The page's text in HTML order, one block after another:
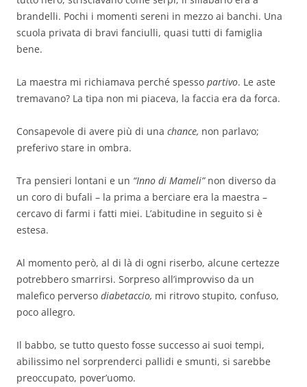
brandelli. Pochi i momenti sereni in mezzo ai banchi. Una
scuola privata di bravi fanciulli, quasi tutti di famiglia
bene.
La maestra mi richiamava perché spesso partivo. Le aste
tremavano? La tipa non mi piaceva, la faccia era da forca.
Consapevole di avere più di una chance, non parlavo;
preferivo stare in ombra.
Tra pensieri lontani e un “Inno di Mameli”non diverso da
un coro di bufali – la prima a berciare era la maestra –
cercavo di farmi i fatti miei. L’abitudine in seguito si è
estesa.
Al momento però, al di là di ogni riserbo, alcune certezze
potrebbero smarrirsi. Sorpreso all’improvviso da un
malefico perverso diabetaccio, mi ritrovo stupito, confuso,
poco allegro.
Il babbo, se tutto questo fosse successo ai suoi tempi,
abilissimo nel sorprenderci pallidi e smunti, si sarebbe
preoccupato, pover’uomo.